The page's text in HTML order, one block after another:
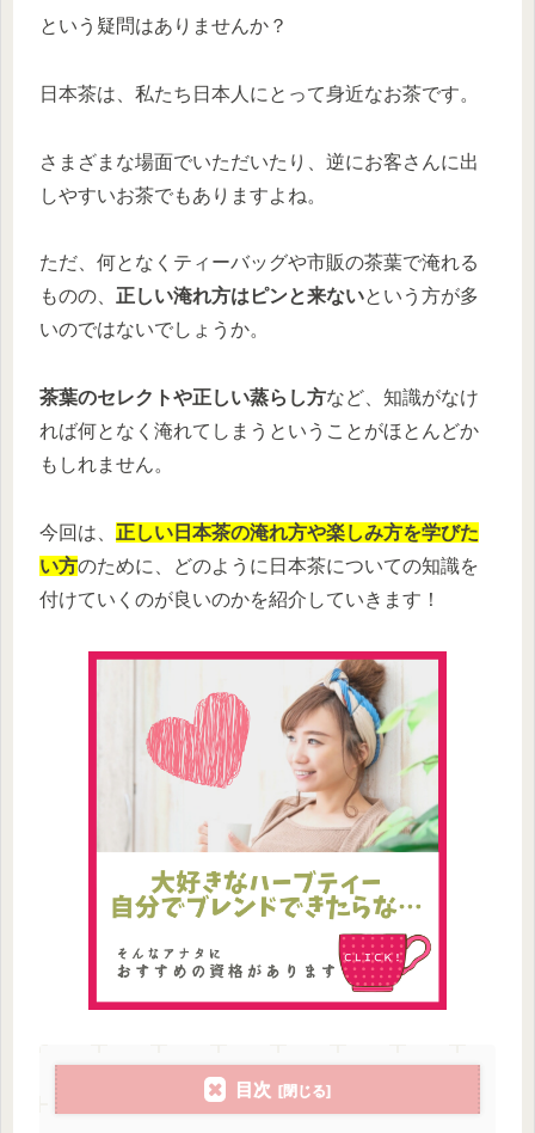
という疑問はありませんか？
日本茶は、私たち日本人にとって身近なお茶です。
さまざまな場面でいただいたり、逆にお客さんに出
しやすいお茶でもありますよね。
ただ、何となくティーバッグや市販の茶葉で淹れる
ものの、 正しい淹れ方はピンと来ないという方が多
いのではないでしょうか。
茶葉のセレクトや正しい蒸らし方など、知識がなけ
れば何となく淹れてしまうということがほとんどか
もしれません。
今回は、 正しい日本茶の淹れ方や楽しみ方を学びた
い方のために、どのように日本茶についての知識を
付けていくのが良いのかを紹介していきます！
目次